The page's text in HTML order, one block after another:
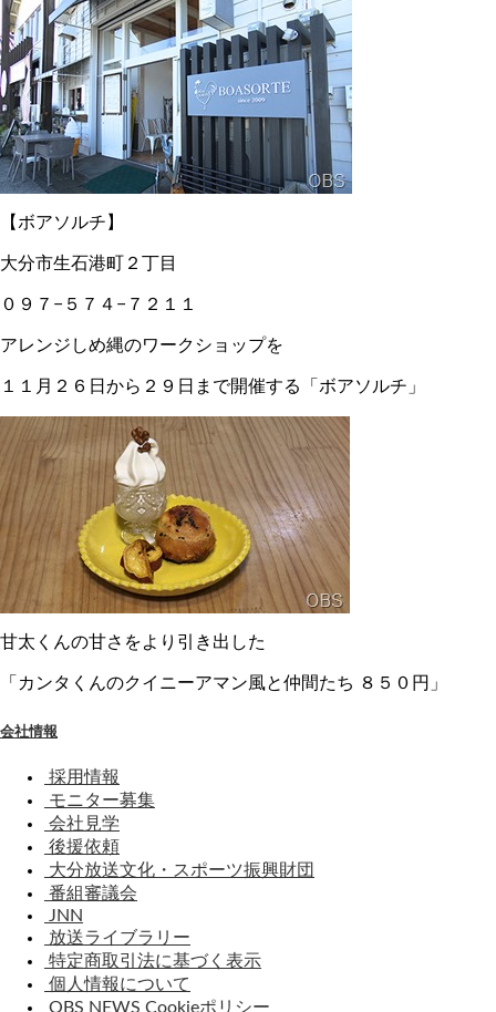
【ボアソルチ】
大分市生石港町２丁目
０９７−５７４−７２１１
アレンジしめ縄のワークショップを
１１月２６日から２９日まで開催する「ボアソルチ」
甘太くんの甘さをより引き出した
「カンタくんのクイニーアマン風と仲間たち ８５０円」
会社情報
採用情報
モニター募集
会社見学
後援依頼
大分放送文化・スポーツ振興財団
番組審議会
JNN
放送ライブラリー
特定商取引法に基づく表示
個人情報について
OBS NEWS Cookieポリシー